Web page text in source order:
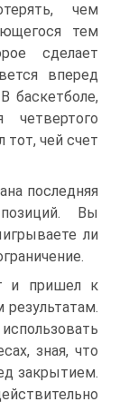
чем
тем
сделает
вперед
баскетболе,
четвертого
тот, чей счет
последняя
Вы
ли
и пришел к
зная, что
закрытием.